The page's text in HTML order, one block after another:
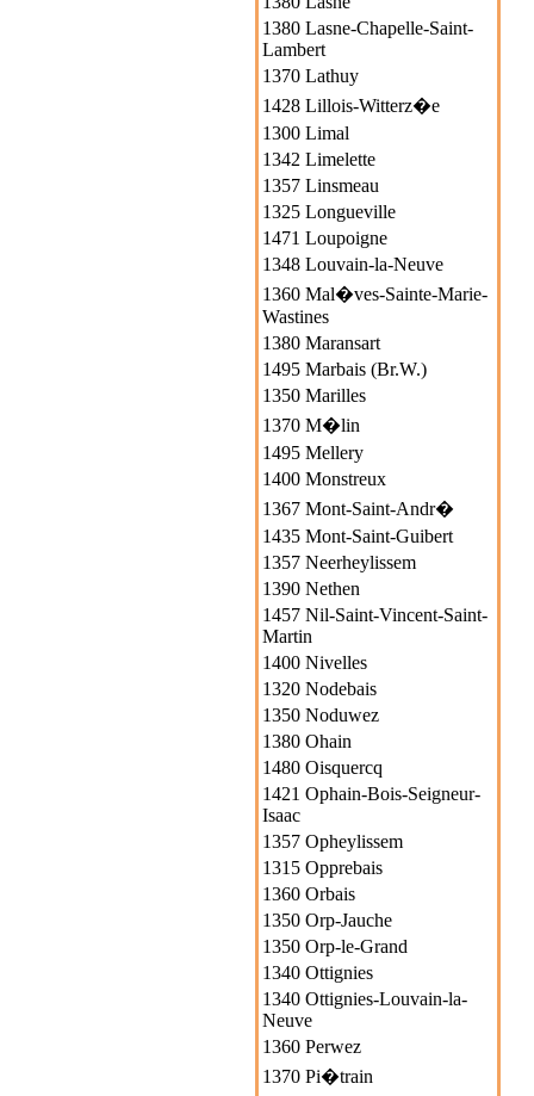
1380 Lasne-Chapelle-Saint-
Lambert
1370 Lathuy
1428 Lillois-Witterz�e
1300 Limal
1342 Limelette
1357 Linsmeau
1325 Longueville
1471 Loupoigne
1348 Louvain-la-Neuve
1360 Mal�ves-Sainte-Marie-
Wastines
1380 Maransart
1495 Marbais (Br.W.)
1350 Marilles
1370 M�lin
1495 Mellery
1400 Monstreux
1367 Mont-Saint-Andr�
1435 Mont-Saint-Guibert
1357 Neerheylissem
1390 Nethen
1457 Nil-Saint-Vincent-Saint-
Martin
1400 Nivelles
1320 Nodebais
1350 Noduwez
1380 Ohain
1480 Oisquercq
1421 Ophain-Bois-Seigneur-
Isaac
1357 Opheylissem
1315 Opprebais
1360 Orbais
1350 Orp-Jauche
1350 Orp-le-Grand
1340 Ottignies
1340 Ottignies-Louvain-la-
Neuve
1360 Perwez
1370 Pi�train